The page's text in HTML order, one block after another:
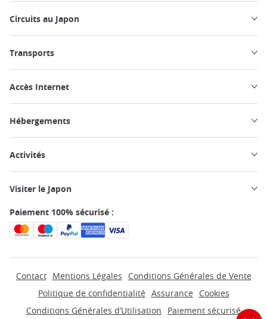
Circuits au Japon
Transports
Accès Internet
Hébergements
Activités
Visiter le Japon
Paiement 100% sécurisé :
Contact Mentions Légales
Conditions Générales de Vente
Politique de confidentialité Assurance
Cookies
Conditions Générales d’Utilisation
Paiement sécurisé